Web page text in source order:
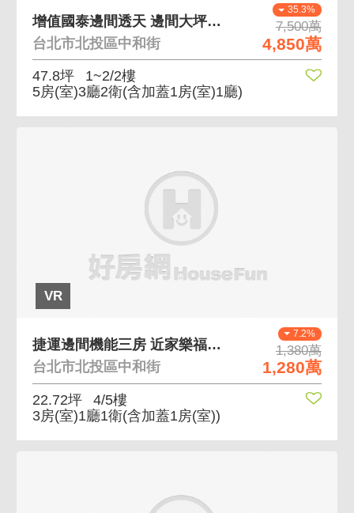
35.3%
7,500萬
4,850萬
增值國泰邊間透天 邊間大坪數透天，門前好停車
台北市北投區中和街
47.8坪
1~2/2樓
5房(室)3廳2衛(含加蓋1房(室)1廳)
VR
7.2%
1,380萬
1,280萬
捷運邊間機能三房 近家樂福、採光通風佳、交通便利
台北市北投區中和街
22.72坪
4/5樓
3房(室)1廳1衛(含加蓋1房(室))